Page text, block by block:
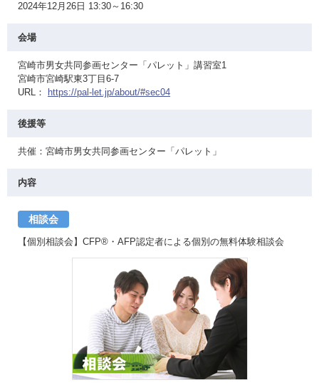
2024年12月26日 13:30～16:30
会場
宮崎市男女共同参画センター「パレット」講習室1
宮崎市宮崎駅東3丁目6-7
URL：
https://pal-let.jp/about/#sec04
後援等
共催：宮崎市男女共同参画センター「パレット」
内容
相談会
【個別相談会】CFP®・AFP認定者による個別の無料体験相談会